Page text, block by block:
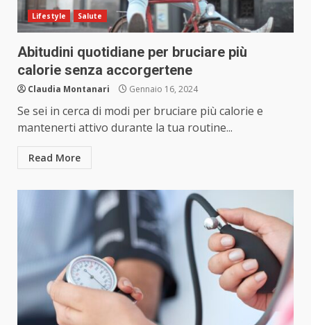
Lifestyle Salute
Abitudini quotidiane per bruciare più
calorie senza accorgertene
Claudia Montanari Gennaio 16, 2024
Se sei in cerca di modi per bruciare più calorie e
mantenerti attivo durante la tua routine...
Read More